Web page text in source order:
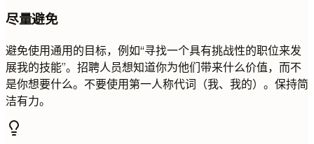
尽量避免
避免使用通用的目标，例如“寻找一个具有挑战性的职位来发
展我的技能”。招聘人员想知道你为他们带来什么价值，而不
是你想要什么。不要使用第一人称代词（我、我的）。保持简
洁有力。